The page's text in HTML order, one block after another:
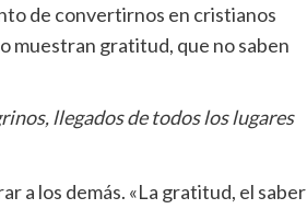
de convertirnos en cristianos
muestran gratitud, que no saben
llegados de todos los lugares
a los demás. «La gratitud, el saber